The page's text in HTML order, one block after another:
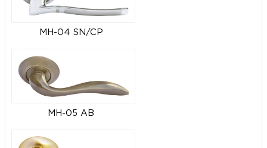
MH-04 SN/CP
MH-05 AB